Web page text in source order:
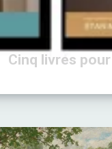
Cinq livres